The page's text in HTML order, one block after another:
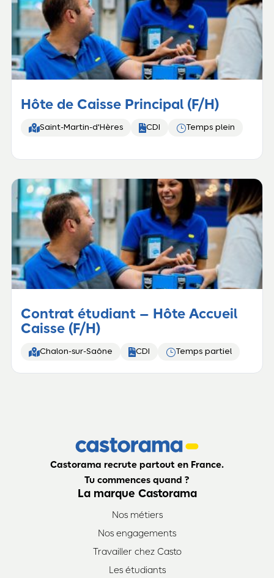
Hôte de Caisse Principal (F/H)
Saint-Martin-d'Hères CDI }Temps plein
Contrat étudiant – Hôte Accueil
Caisse (F/H)
Chalon-sur-Saône CDI }Temps partiel
Castorama recrute partout en France.
Tu commences quand ?
La marque Castorama
Nos métiers
Nos engagements
Travailler chez Casto
Les étudiants